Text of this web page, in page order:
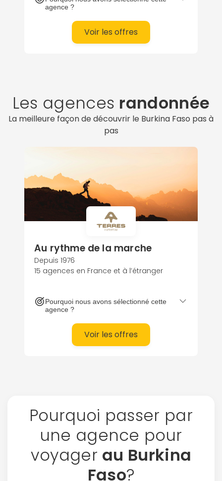
agence ?
Voir les offres
Les agences randonnée
La meilleure façon de découvrir le Burkina Faso pas à
pas
Au rythme de la marche
Depuis 1976
15 agences en France et à l’étranger
Pourquoi nous avons sélectionné cette
agence ?
Voir les offres
Pourquoi passer par
une agence pour
voyager au Burkina
Faso?